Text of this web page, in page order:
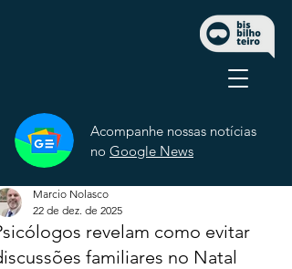
Acompanhe nossas notícias
no Google News
revelam como evitar
familiares no Natal
Marcio Nolasco
22 de dez. de 2025